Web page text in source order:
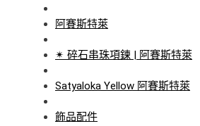
阿賽斯特萊
✴ 碎石串珠項鍊 | 阿賽斯特萊
Satyaloka Yellow 阿賽斯特萊
飾品配件